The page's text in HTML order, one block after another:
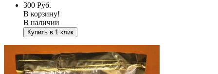
300 Руб.
В корзину!
В наличии
Купить в 1 клик